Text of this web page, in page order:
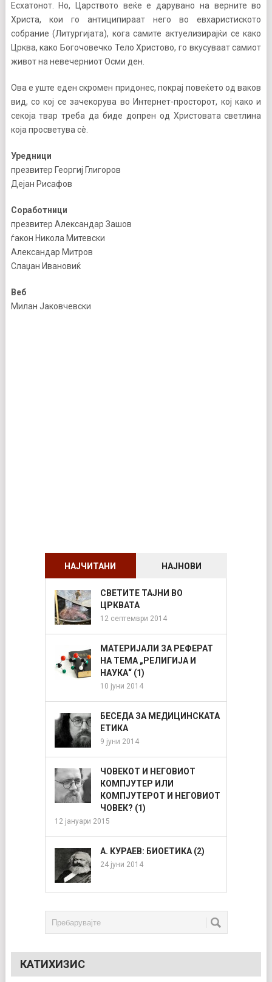
Есхатонот. Но, Царството веќе е дарувано на верните во
Христа, кои го антиципираат него во евхаристиското
собрание (Литургијата), кога самите актуелизирајќи се како
Црква, како Богочовечко Тело Христово, го вкусуваат самиот
живот на невечерниот Осми ден.
Ова е уште еден скромен придонес, покрај повеќето од ваков
вид, со кој се зачекорува во Интернет-просторот, кој како и
секоја твар треба да биде допрен од Христовата светлина
која просветува сè.
Уредници
презвитер Георгиј Глигоров
Дејан Рисафов
Соработници
презвитер Александар Зашов
ѓакон Никола Митевски
Александар Митров
Слаџан Ивановиќ
Веб
Милан Јаковчевски
НАЈЧИТАНИ НАЈНОВИ
СВЕТИТЕ ТАЈНИ ВО
ЦРКВАТА
12 септември 2014
МАТЕРИЈАЛИ ЗА РЕФЕРАТ
НА ТЕМА „РЕЛИГИЈА И
НАУКА“ (1)
10 јуни 2014
БЕСЕДА ЗА МЕДИЦИНСКАТА
ЕТИКА
9 јуни 2014
ЧОВЕКОТ И НЕГОВИОТ
КОМПЈУТЕР ИЛИ
КОМПЈУТЕРОТ И НЕГОВИОТ
ЧОВЕК? (1)
12 јануари 2015
А. КУРАЕВ: БИОЕТИКА (2)
24 јуни 2014
КАТИХИЗИС